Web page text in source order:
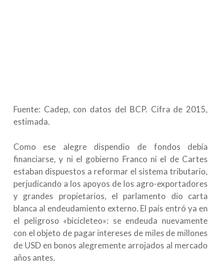
Fuente: Cadep, con datos del BCP. Cifra de 2015,
estimada.
Como ese alegre dispendio de fondos debía
financiarse, y ni el gobierno Franco ni el de Cartes
estaban dispuestos a reformar el sistema tributario,
perjudicando a los apoyos de los agro-exportadores
y grandes propietarios, el parlamento dio carta
blanca al endeudamiento externo. El país entró ya en
el peligroso «bicicleteo»: se endeuda nuevamente
con el objeto de pagar intereses de miles de millones
de USD en bonos alegremente arrojados al mercado
años antes.